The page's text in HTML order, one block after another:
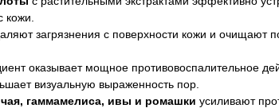
кожи.
загрязнения с поверхности кожи и очищают
оказывает мощное противовоспалительное
визуальную выраженность пор.
чая, гаммамелиса, ивы и ромашки усиливают